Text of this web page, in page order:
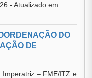
- Atualizado em:
DO
DE
Imperatriz – FME/ITZ e